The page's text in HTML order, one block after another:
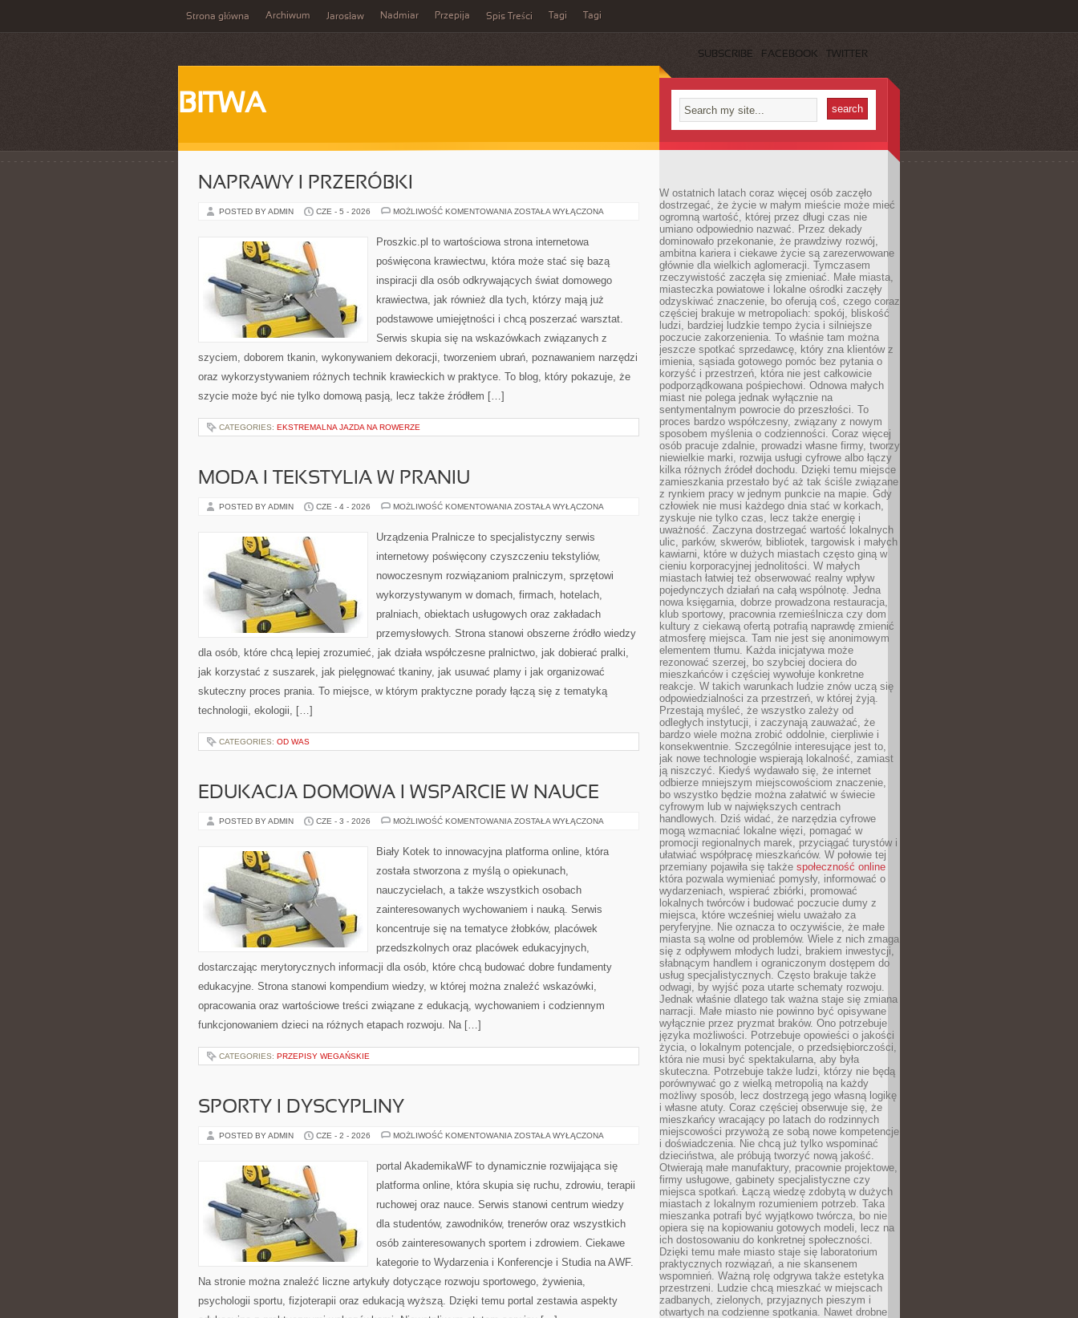
Strona główna Archiwum Jarosław Nadmiar Przepija Spis Treści Tagi Tagi
SUBSCRIBE FACEBOOK TWITTER
BITWA
NAPRAWY I PRZERÓBKI
POSTED BY ADMIN CZE - 5 - 2026 MOŻLIWOŚĆ KOMENTOWANIA NAPRAWY
ZOSTAŁA WYŁĄCZONA
Proszkic.pl to wartościowa strona internetowa
poświęcona krawiectwu, która może stać się bazą
inspiracji dla osób odkrywających świat domowego
krawiectwa, jak również dla tych, którzy mają już
podstawowe umiejętności i chcą poszerzać warsztat.
Serwis skupia się na wskazówkach związanych z
szyciem, doborem tkanin, wykonywaniem dekoracji, tworzeniem ubrań, poznawaniem narzędzi
oraz wykorzystywaniem różnych technik krawieckich w praktyce. To blog, który pokazuje, że
szycie może być nie tylko domową pasją, lecz także źródłem […]
CATEGORIES: EKSTREMALNA JAZDA NA ROWERZE
MODA I TEKSTYLIA W PRANIU
POSTED BY ADMIN CZE - 4 - 2026 MOŻLIWOŚĆ KOMENTOWANIA MODA
W
PRANIU
ZOSTAŁA WYŁĄCZONA
Urządzenia Pralnicze to specjalistyczny serwis
internetowy poświęcony czyszczeniu tekstyliów,
nowoczesnym rozwiązaniom pralniczym, sprzętowi
wykorzystywanym w domach, firmach, hotelach,
pralniach, obiektach usługowych oraz zakładach
przemysłowych. Strona stanowi obszerne źródło wiedzy
dla osób, które chcą lepiej zrozumieć, jak działa współczesne pralnictwo, jak dobierać pralki,
jak korzystać z suszarek, jak pielęgnować tkaniny, jak usuwać plamy i jak organizować
skuteczny proces prania. To miejsce, w którym praktyczne porady łączą się z tematyką
technologii, ekologii, […]
CATEGORIES: OD WAS
EDUKACJA DOMOWA I WSPARCIE W NAUCE
POSTED BY ADMIN CZE - 3 - 2026 MOŻLIWOŚĆ KOMENTOWANIA EDUKACJA
WSPARCIE
W
ZOSTAŁA WYŁĄCZONA
Biały Kotek to innowacyjna platforma online, która
została stworzona z myślą o opiekunach,
nauczycielach, a także wszystkich osobach
zainteresowanych wychowaniem i nauką. Serwis
koncentruje się na tematyce żłobków, placówek
przedszkolnych oraz placówek edukacyjnych,
dostarczając merytorycznych informacji dla osób, które chcą budować dobre fundamenty
edukacyjne. Strona stanowi kompendium wiedzy, w której można znaleźć wskazówki,
opracowania oraz wartościowe treści związane z edukacją, wychowaniem i codziennym
funkcjonowaniem dzieci na różnych etapach rozwoju. Na […]
CATEGORIES: PRZEPISY WEGAŃSKIE
SPORTY I DYSCYPLINY
POSTED BY ADMIN CZE - 2 - 2026 MOŻLIWOŚĆ KOMENTOWANIA SPORTY
ZOSTAŁA WYŁĄCZONA
portal AkademikaWF to dynamicznie rozwijająca się
platforma online, która skupia się ruchu, zdrowiu, terapii
ruchowej oraz nauce. Serwis stanowi centrum wiedzy
dla studentów, zawodników, trenerów oraz wszystkich
osób zainteresowanych sportem i zdrowiem. Ciekawe
kategorie to Wydarzenia i Konferencje i Studia na AWF.
Na stronie można znaleźć liczne artykuły dotyczące rozwoju sportowego, żywienia,
psychologii sportu, fizjoterapii oraz edukacją wyższą. Dzięki temu portal zestawia aspekty
W ostatnich latach coraz więcej osób zaczęło
dostrzegać, że życie w małym mieście może mieć
ogromną wartość, której przez długi czas nie
umiano odpowiednio nazwać. Przez dekady
dominowało przekonanie, że prawdziwy rozwój,
ambitna kariera i ciekawe życie są zarezerwowane
głównie dla wielkich aglomeracji. Tymczasem
rzeczywistość zaczęła się zmieniać. Małe miasta,
miasteczka powiatowe i lokalne ośrodki zaczęły
odzyskiwać znaczenie, bo oferują coś, czego coraz
częściej brakuje w metropoliach: spokój, bliskość
ludzi, bardziej ludzkie tempo życia i silniejsze
poczucie zakorzenienia. To właśnie tam można
jeszcze spotkać sprzedawcę, który zna klientów z
imienia, sąsiada gotowego pomóc bez pytania o
korzyść i przestrzeń, która nie jest całkowicie
podporządkowana pośpiechowi. Odnowa małych
miast nie polega jednak wyłącznie na
sentymentalnym powrocie do przeszłości. To
proces bardzo współczesny, związany z nowym
sposobem myślenia o codzienności. Coraz więcej
osób pracuje zdalnie, prowadzi własne firmy, tworzy
niewielkie marki, rozwija usługi cyfrowe albo łączy
kilka różnych źródeł dochodu. Dzięki temu miejsce
zamieszkania przestało być aż tak ściśle związane
z rynkiem pracy w jednym punkcie na mapie. Gdy
człowiek nie musi każdego dnia stać w korkach,
zyskuje nie tylko czas, lecz także energię i
uważność. Zaczyna dostrzegać wartość lokalnych
ulic, parków, skwerów, bibliotek, targowisk i małych
kawiarni, które w dużych miastach często giną w
cieniu korporacyjnej jednolitości. W małych
miastach łatwiej też obserwować realny wpływ
pojedynczych działań na całą wspólnotę. Jedna
nowa księgarnia, dobrze prowadzona restauracja,
klub sportowy, pracownia rzemieślnicza czy dom
kultury z ciekawą ofertą potrafią naprawdę zmienić
atmosferę miejsca. Tam nie jest się anonimowym
elementem tłumu. Każda inicjatywa może
rezonować szerzej, bo szybciej dociera do
mieszkańców i częściej wywołuje konkretne
reakcje. W takich warunkach ludzie znów uczą się
odpowiedzialności za przestrzeń, w której żyją.
Przestają myśleć, że wszystko zależy od
odległych instytucji, i zaczynają zauważać, że
bardzo wiele można zrobić oddolnie, cierpliwie i
konsekwentnie. Szczególnie interesujące jest to,
jak nowe technologie wspierają lokalność, zamiast
ją niszczyć. Kiedyś wydawało się, że internet
odbierze mniejszym miejscowościom znaczenie,
bo wszystko będzie można załatwić w świecie
cyfrowym lub w największych centrach
handlowych. Dziś widać, że narzędzia cyfrowe
mogą wzmacniać lokalne więzi, pomagać w
promocji regionalnych marek, przyciągać turystów i
ułatwiać współpracę mieszkańców. W połowie tej
przemiany pojawiła się także społeczność online
która pozwala wymieniać pomysły, informować o
wydarzeniach, wspierać zbiórki, promować
lokalnych twórców i budować poczucie dumy z
miejsca, które wcześniej wielu uważało za
peryferyjne. Nie oznacza to oczywiście, że małe
miasta są wolne od problemów. Wiele z nich zmaga
się z odpływem młodych ludzi, brakiem inwestycji,
słabnącym handlem i ograniczonym dostępem do
usług specjalistycznych. Często brakuje także
odwagi, by wyjść poza utarte schematy rozwoju.
Jednak właśnie dlatego tak ważna staje się zmiana
narracji. Małe miasto nie powinno być opisywane
wyłącznie przez pryzmat braków. Ono potrzebuje
języka możliwości. Potrzebuje opowieści o jakości
życia, o lokalnym potencjale, o przedsiębiorczości,
która nie musi być spektakularna, aby była
skuteczna. Potrzebuje także ludzi, którzy nie będą
porównywać go z wielką metropolią na każdy
możliwy sposób, lecz dostrzegą jego własną logikę
i własne atuty. Coraz częściej obserwuje się, że
mieszkańcy wracający po latach do rodzinnych
miejscowości przywożą ze sobą nowe kompetencje
i doświadczenia. Nie chcą już tylko wspominać
dzieciństwa, ale próbują tworzyć nową jakość.
Otwierają małe manufaktury, pracownie projektowe,
firmy usługowe, gabinety specjalistyczne czy
miejsca spotkań. Łączą wiedzę zdobytą w dużych
miastach z lokalnym rozumieniem potrzeb. Taka
mieszanka potrafi być wyjątkowo twórcza, bo nie
opiera się na kopiowaniu gotowych modeli, lecz na
ich dostosowaniu do konkretnej społeczności.
Dzięki temu małe miasto staje się laboratorium
praktycznych rozwiązań, a nie skansenem
wspomnień. Ważną rolę odgrywa także estetyka
przestrzeni. Ludzie chcą mieszkać w miejscach
zadbanych, zielonych, przyjaznych pieszym i
otwartych na codzienne spotkania. Nawet drobne